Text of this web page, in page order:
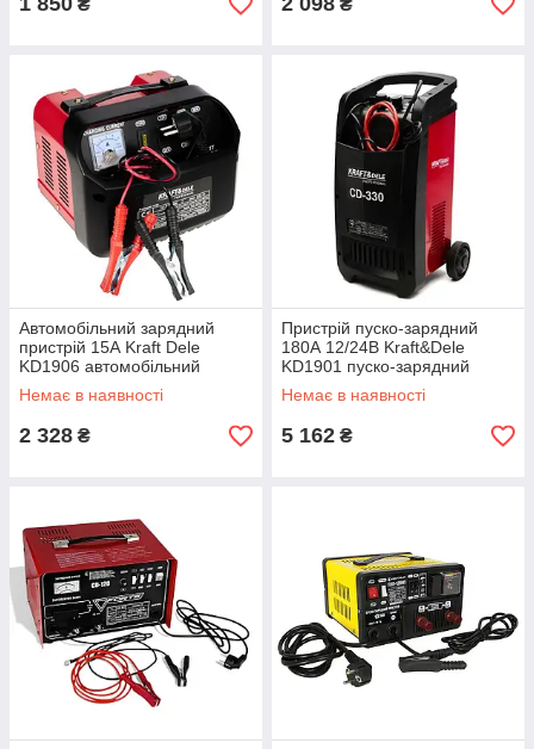
₴ ₴
Автомобільний зарядний
пристрій 15А Kraft Dele
KD1906 автомобільний
зарядний пристрій
Немає в наявності
2 328 ₴
Пристрій пуско-зарядний
180А 12/24В Kraft&Dele
KD1901 пуско-зарядний
пристрій
Немає в наявності
5 162 ₴